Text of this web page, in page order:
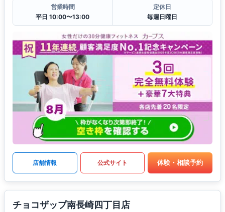
営業時間
平日 10:00〜13:00
定休日
毎週日曜日
店舗情報 公式サイト 体験・相談予約
チョコザップ南長崎四丁目店